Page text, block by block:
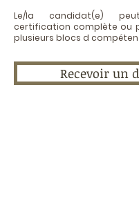
Le/la candidat(e)
certification complète ou
plusieurs blocs d
Recevoir un